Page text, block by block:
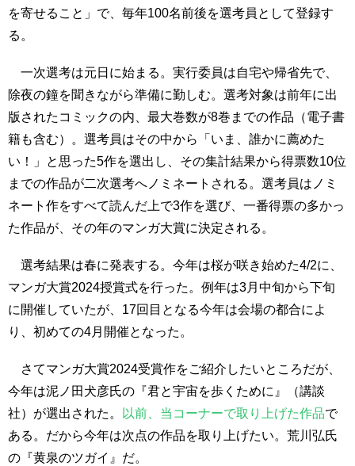
を寄せること」で、毎年100名前後を選考員として登録す
る。
一次選考は元日に始まる。実行委員は自宅や帰省先で、
除夜の鐘を聞きながら準備に勤しむ。選考対象は前年に出
版されたコミックの内、最大巻数が8巻までの作品（電子書
籍も含む）。選考員はその中から「いま、誰かに薦めた
い！」と思った5作を選出し、その集計結果から得票数10位
までの作品が二次選考へノミネートされる。選考員はノミ
ネート作をすべて読んだ上で3作を選び、一番得票の多かっ
た作品が、その年のマンガ大賞に決定される。
選考結果は春に発表する。今年は桜が咲き始めた4/2に、
マンガ大賞2024授賞式を行った。例年は3月中旬から下旬
に開催していたが、17回目となる今年は会場の都合によ
り、初めての4月開催となった。
さてマンガ大賞2024受賞作をご紹介したいところだが、
今年は泥ノ田犬彦氏の『君と宇宙を歩くために』（講談
社）が選出された。
以前、当コーナーで取り上げた作品で
ある。だから今年は次点の作品を取り上げたい。荒川弘氏
の『黄泉のツガイ』だ。